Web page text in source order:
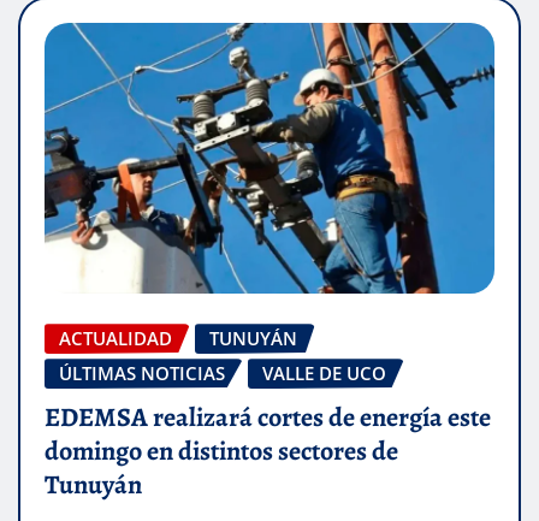
ACTUALIDAD
TUNUYÁN
ÚLTIMAS NOTICIAS
VALLE DE UCO
EDEMSA realizará cortes de energía este
domingo en distintos sectores de
Tunuyán